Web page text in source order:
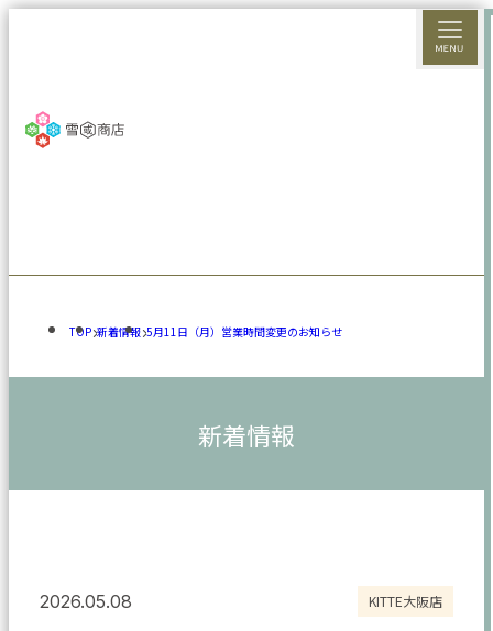
TOP 新着情報 5月11日（月）営業時間変更のお知らせ
新着情報
2026.05.08 KITTE大阪店